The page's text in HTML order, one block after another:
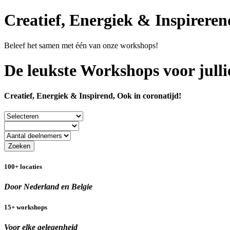
Creatief, Energiek &
Beleef het samen met één van onze workshops!
De leukste Workshops voor
Creatief, Energiek & Inspirend, Ook in coronatijd!
Zoeken
100+ locaties
Door Nederland en Belgie
15+ workshops
Voor elke gelegenheid